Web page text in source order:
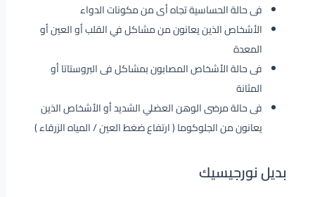
فى حالة الحساسية تجاه أى من مكونات الدواء
الأشخاص الذين يعانون من مشاكل في القلب أو العين أو
المعدة
فى حالة الأشخاص المصابون بمشاكل فى البروستاتا أو
المثانة
فى حالة مرضى الوهن العضلي الشديد أو الأشخاص الذين
يعانون من الجلوكوما ( ارتفاع ضغط العين / المياه الزرقاء )
بديل نورجيسيك